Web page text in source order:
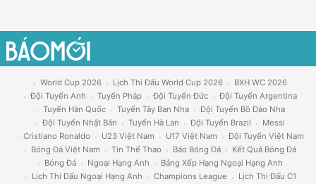
World Cup 2026 Lịch Thi Đấu World Cup 2026
BXH WC 2026
Đội Tuyển Anh
Tuyển Pháp Đội Tuyển Đức
Đội Tuyển Argentina
Tuyển Hàn Quốc
Tuyển Tây Ban Nha
Đội Tuyển Bồ Đào Nha
Đội Tuyển Nhật Bản
Tuyển Hà Lan Đội Tuyển Brazil
Messi
Cristiano Ronaldo
U23 Việt Nam U17 Việt Nam
Đội Tuyển Việt Nam
Bóng Đá Việt Nam
Tin Thể Thao Báo Bóng Đá
Kết Quả Bóng Đá
Bóng Đá
Ngoại Hạng Anh
Bảng Xếp Hạng Ngoại Hạng Anh
Lịch Thi Đấu Ngoại Hạng Anh
Champions League
Lịch Thi Đấu C1